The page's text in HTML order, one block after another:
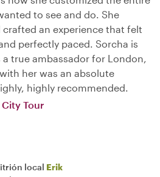
to see and do. She
an experience that felt
perfectly paced. Sorcha is
true ambassador for London,
her was an absolute
highly recommended.
Tour
local Erik